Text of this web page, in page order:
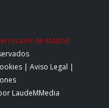
de Madrid
| Aviso Legal |
LaudeMMedia